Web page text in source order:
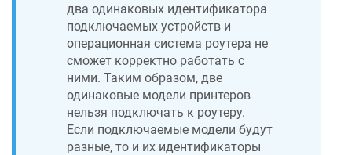
два одинаковых идентификатора
подключаемых устройств и
операционная система роутера не
сможет корректно работать с
ними. Таким образом, две
одинаковые модели принтеров
нельзя подключать к роутеру.
Если подключаемые модели будут
разные, то и их идентификаторы